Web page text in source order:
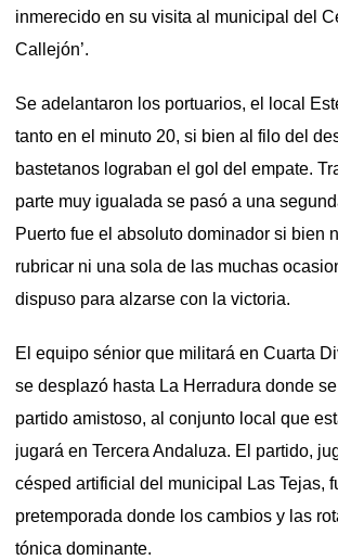
inmerecido en su visita al municipal del
Callejón’.
Se adelantaron los portuarios, el local
tanto en el minuto 20, si bien al filo del
bastetanos lograban el gol del empate.
parte muy igualada se pasó a una
Puerto fue el absoluto dominador si bien
rubricar ni una sola de las muchas
dispuso para alzarse con la victoria.
El equipo sénior que militará en Cuarta
se desplazó hasta La Herradura donde
partido amistoso, al conjunto local que
jugará en Tercera Andaluza. El partido,
césped artificial del municipal Las Tejas,
pretemporada donde los cambios y las
tónica dominante.